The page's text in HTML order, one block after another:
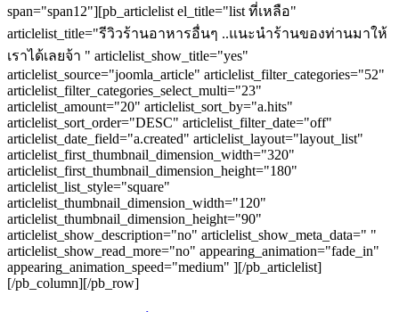
span="span12"][pb_articlelist el_title="list ที่เหลือ"
articlelist_title="รีวิวร้านอาหารอื่นๆ ..แนะนำร้านของท่านมาให้
เราได้เลยจ้า " articlelist_show_title="yes"
articlelist_source="joomla_article" articlelist_filter_categories="52"
articlelist_filter_categories_select_multi="23"
articlelist_amount="20" articlelist_sort_by="a.hits"
articlelist_sort_order="DESC" articlelist_filter_date="off"
articlelist_date_field="a.created" articlelist_layout="layout_list"
articlelist_first_thumbnail_dimension_width="320"
articlelist_first_thumbnail_dimension_height="180"
articlelist_list_style="square"
articlelist_thumbnail_dimension_width="120"
articlelist_thumbnail_dimension_height="90"
articlelist_show_description="no" articlelist_show_meta_data=" "
articlelist_show_read_more="no" appearing_animation="fade_in"
appearing_animation_speed="medium" ][/pb_articlelist]
[/pb_column][/pb_row]